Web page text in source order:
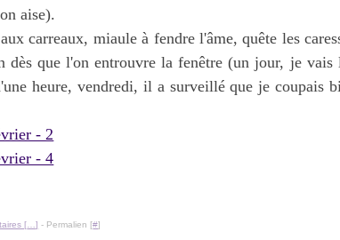
aise).
carreaux, miaule à fendre l'âme, quête les
dès que l'on entrouvre la fenêtre (un jour, je vais
heure, vendredi, il a surveillé que je coupais
[ …] - Permalien [#]